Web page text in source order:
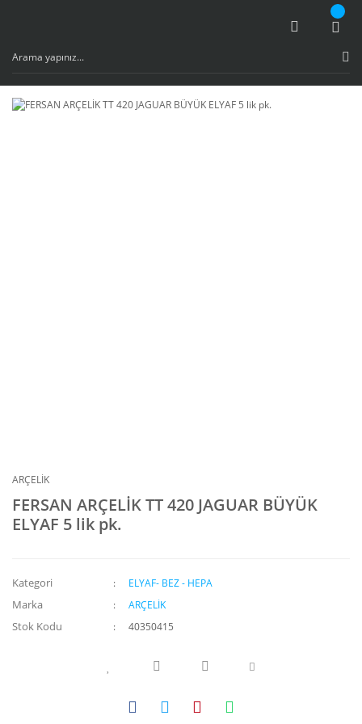
ARÇELİK
FERSAN ARÇELİK TT 420 JAGUAR BÜYÜK
ELYAF 5 lik pk.
Kategori ELYAF- BEZ - HEPA
Marka ARÇELİK
Stok Kodu 40350415